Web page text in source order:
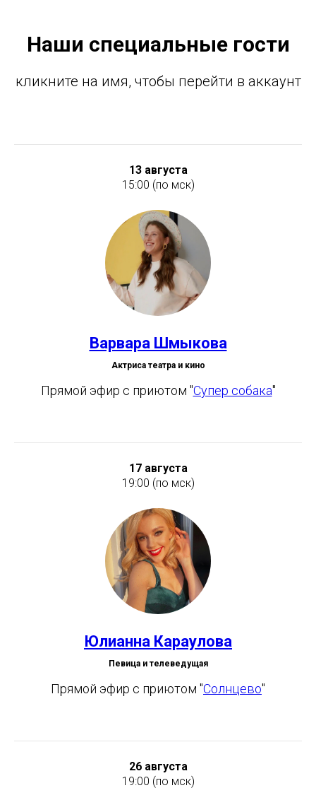
Наши специальные гости
кликните на имя, чтобы перейти в аккаунт
13 августа
15:00 (по мск)
Варвара Шмыкова
Актриса театра и кино
Прямой эфир с приютом "Супер собака"
17 августа
19:00 (по мск)
Юлианна Караулова
Певица и телеведущая
Прямой эфир с приютом "Солнцево"
26 августа
19:00 (по мск)